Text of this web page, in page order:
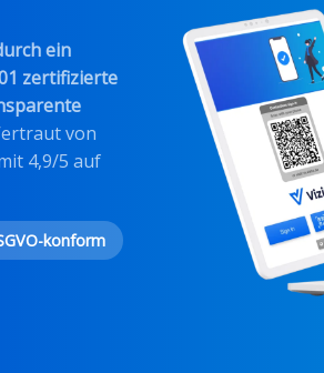
ein
zertifizierte
von
4,9/5 auf
konform